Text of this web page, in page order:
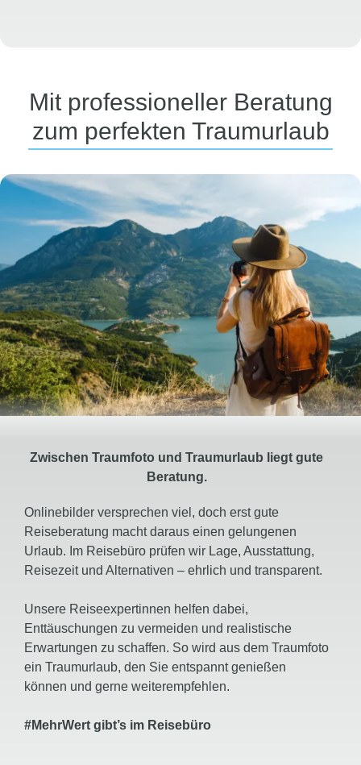
Mit professioneller Beratung
zum perfekten Traumurlaub
Zwischen Traumfoto und Traumurlaub liegt gute
Beratung.
Onlinebilder versprechen viel, doch erst gute
Reiseberatung macht daraus einen gelungenen
Urlaub. Im Reisebüro prüfen wir Lage, Ausstattung,
Reisezeit und Alternativen – ehrlich und transparent.
Unsere Reiseexpertinnen helfen dabei,
Enttäuschungen zu vermeiden und realistische
Erwartungen zu schaffen. So wird aus dem Traumfoto
ein Traumurlaub, den Sie entspannt genießen
können und gerne weiterempfehlen.
#MehrWert gibt’s im Reisebüro